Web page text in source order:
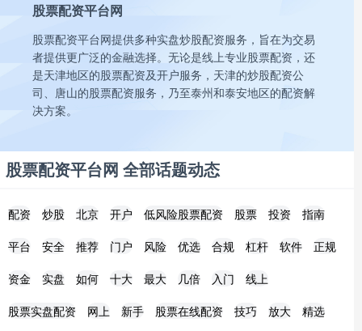
股票配资平台网
股票配资平台网提供多种实盘炒股配资服务，旨在为交易
者提供更广泛的金融选择。无论是线上专业股票配资，还
是天津地区的股票配资及开户服务，天津的炒股配资公
司、唐山的股票配资服务，乃至泰州和泰安地区的配资解
决方案。
股票配资平台网 全部话题动态
配资 炒股 北京 开户 低风险股票配资 股票 投资
指南
平台
安全 推荐 门户 风险 优选 合规 杠杆 软件
正规
资金
实盘 如何 十大 最大 几倍 入门
线上
股票实盘配资
网上 新手 股票在线配资 技巧 放大
精选